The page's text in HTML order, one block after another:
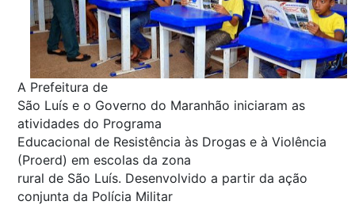
A Prefeitura de
São Luís e o Governo do Maranhão iniciaram as
atividades do Programa
Educacional de Resistência às Drogas e à Violência
(Proerd) em escolas da zona
rural de São Luís. Desenvolvido a partir da ação
conjunta da Polícia Militar